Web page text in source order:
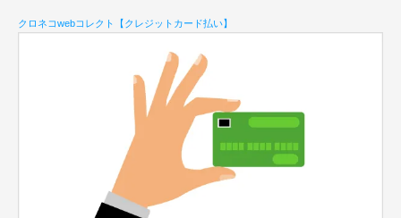
クロネコwebコレクト【クレジットカード払い】